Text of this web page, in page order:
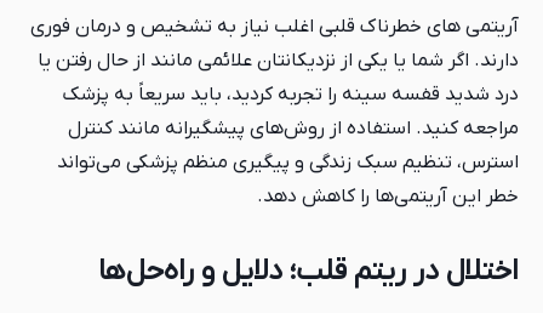
آریتمی های خطرناک قلبی اغلب نیاز به تشخیص و درمان فوری
دارند. اگر شما یا یکی از نزدیکانتان علائمی مانند از حال رفتن یا
درد شدید قفسه سینه را تجربه کردید، باید سریعاً به پزشک
مراجعه کنید. استفاده از روش‌های پیشگیرانه مانند کنترل
استرس، تنظیم سبک زندگی و پیگیری منظم پزشکی می‌تواند
خطر این آریتمی‌ها را کاهش دهد.
اختلال در ریتم قلب؛ دلایل و راه‌حل‌ها